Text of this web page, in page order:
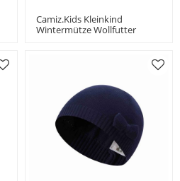
Camiz.kids Kleinkind
Wintermütze Wollfutter